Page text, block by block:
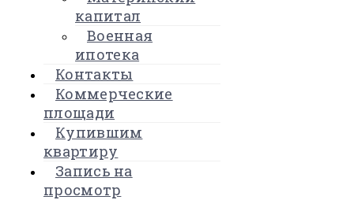
капитал
Военная
ипотека
Контакты
Коммерческие
площади
Купившим
квартиру
Запись на
просмотр